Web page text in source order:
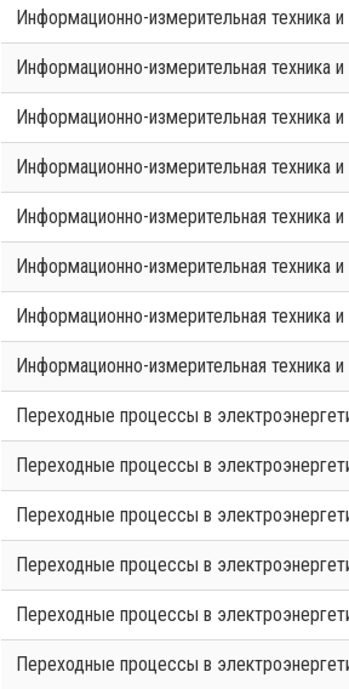
Информационно-измерительная техника
Информационно-измерительная техника
Информационно-измерительная техника
Информационно-измерительная техника
Информационно-измерительная техника
Информационно-измерительная техника
Информационно-измерительная техника
Информационно-измерительная техника
Переходные процессы в
Переходные процессы в
Переходные процессы в
Переходные процессы в
Переходные процессы в
Переходные процессы в